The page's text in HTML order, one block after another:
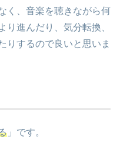
く、音楽を聴きながら何
り進んだり、気分転換、
りするので良いと思いま
」です。